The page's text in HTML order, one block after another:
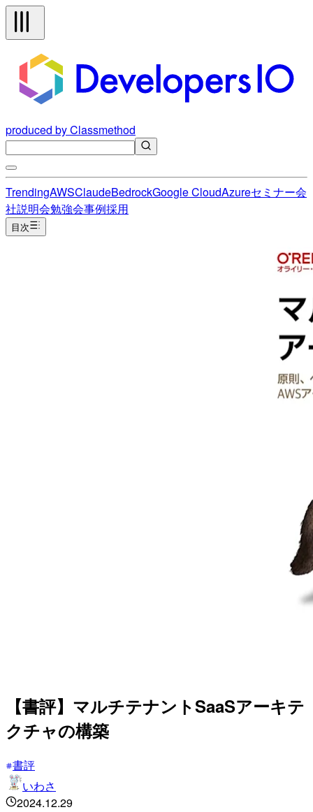
produced by Classmethod
TrendingAWSClaudeBedrockGoogle CloudAzureセミナー会
社説明会勉強会事例採用
目次
【書評】マルチテナントSaaSアーキテ
クチャの構築
書評
いわさ
2024.12.29